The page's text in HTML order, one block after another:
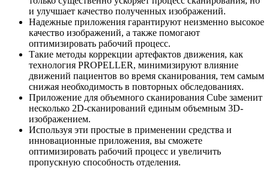
и улучшает качество полученных изображений.
Надежные приложения гарантируют неизменно высокое
качество изображений, а также помогают
оптимизировать рабочий процесс.
Такие методы коррекции артефактов движения, как
технология PROPELLER, минимизируют влияние
движений пациентов во время сканирования, тем самым
снижая необходимость в повторных обследованиях.
Приложение для объемного сканирования Cube заменит
несколько 2D-сканирований единым объемным 3D-
изображением.
Используя эти простые в применении средства и
инновационные приложения, вы сможете
оптимизировать рабочий процесс и увеличить
пропускную способность отделения.